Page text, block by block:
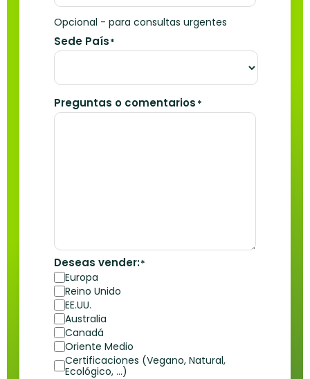
Opcional - para consultas urgentes
Sede País*
Preguntas o comentarios *
Deseas vender:*
Europa
Reino Unido
EE.UU.
Australia
Canadá
Oriente Medio
Certificaciones (Vegano, Natural,
Ecológico, ...)